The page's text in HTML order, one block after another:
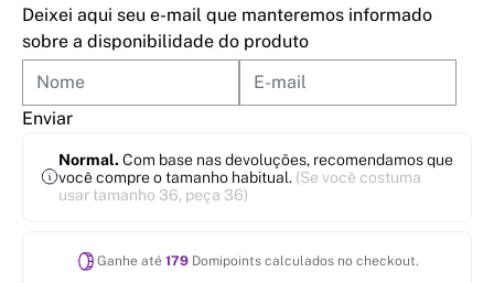
Deixei aqui seu e-mail que manteremos informado
sobre a disponibilidade do produto
Enviar
Normal. Com base nas devoluções, recomendamos que
você compre o tamanho habitual. (Se você costuma
usar tamanho 36, peça 36)
Ganhe até 179 Domipoints calculados no checkout.